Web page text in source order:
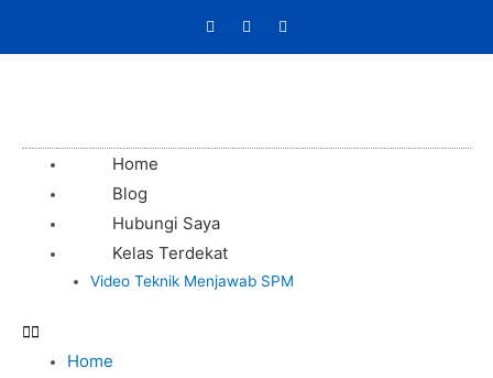
Home
Blog
Hubungi Saya
Kelas Terdekat
Video Teknik Menjawab SPM
Home